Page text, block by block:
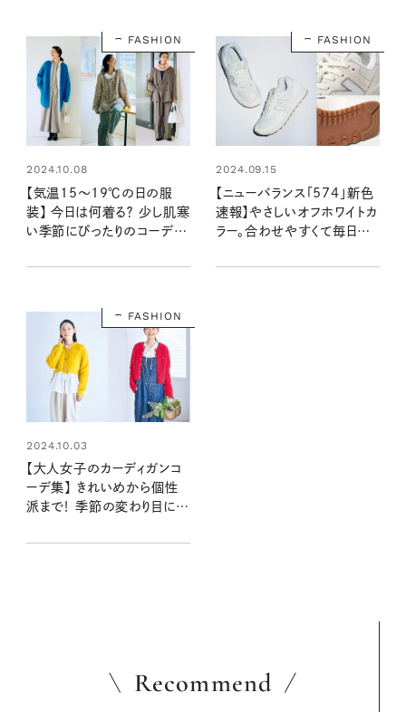
FASHION
2024.10.08
【気温15～19℃の日の服
装】 今日は何着る？ 少し肌寒
い季節にぴったりのコーディ
FASHION
2024.09.15
【ニューバランス「574」新色
速報】やさしいオフホワイトカ
ラー。合わせやすくて毎日は
FASHION
2024.10.03
【大人女子のカーディガンコ
ーデ集】 きれいめから個性
派まで！ 季節の変わり目にほ
Recommend